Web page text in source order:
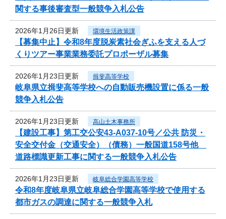
関する事後審査型一般競争入札公告
2026年1月26日更新 環境生活政策課
【募集中止】令和8年度脱炭素社会ぎふを支える人づ
くりツアー事業業務委託プロポーザル募集
2026年1月23日更新 揖斐高等学校
岐阜県立揖斐高等学校への自動販売機設置に係る一般
競争入札公告
2026年1月23日更新 高山土木事務所
【建設工事】第工交公安43-A037-10号／公共 防災・
安全交付金（交通安全）（債務）一般国道158号他
道路標識更新工事に関する一般競争入札公告
2026年1月23日更新 岐阜総合学園高等学校
令和8年度岐阜県立岐阜総合学園高等学校で使用する
都市ガスの調達に関する一般競争入札